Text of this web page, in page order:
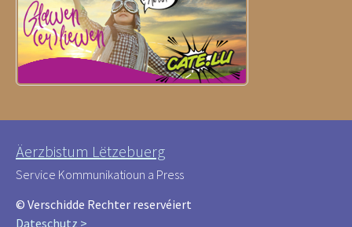
Äerzbistum Lëtzebuerg
Service Kommunikatioun a Press
© Verschidde Rechter reservéiert
Dateschutz >